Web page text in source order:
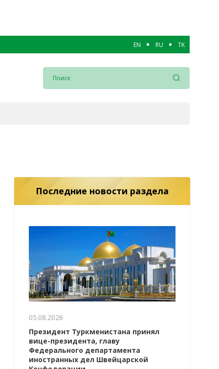
EN RU TK
Последние новости раздела
05.08.2026
Президент Туркменистана принял
вице-президента, главу
Федерального департамента
иностранных дел Швейцарской